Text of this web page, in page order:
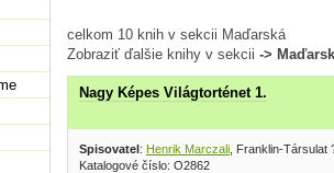
celkom 10 knih v sekcii Maďarská
Zobraziť ďalšie knihy v sekcii ->
Nagy Képes Világtorténet 1.
Spisovatel: Henrik Marczali , Franklin-Társulat
Katalogové číslo: O2862